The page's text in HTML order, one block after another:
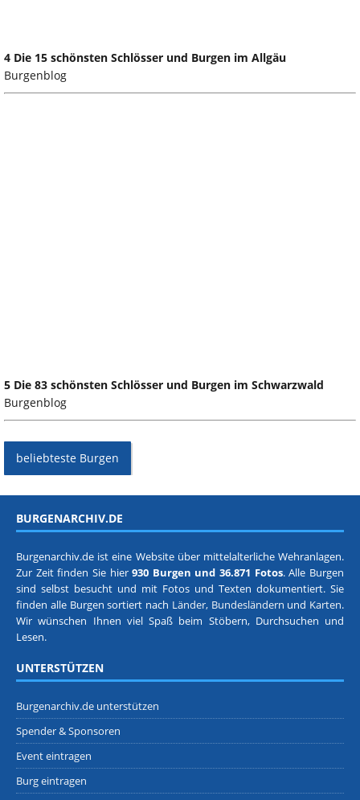
4 Die 15 schönsten Schlösser und Burgen im Allgäu
Burgenblog
5 Die 83 schönsten Schlösser und Burgen im Schwarzwald
Burgenblog
beliebteste Burgen
BURGENARCHIV.DE
Burgenarchiv.de ist eine Website über mittelalterliche Wehranlagen.
Zur Zeit finden Sie hier930 Burgen und 36.871 Fotos. Alle Burgen
sind selbst besucht und mit Fotos und Texten dokumentiert. Sie
finden alle Burgen sortiert nach Länder, Bundesländern und Karten.
Wir wünschen Ihnen viel Spaß beim Stöbern, Durchsuchen und
Lesen.
UNTERSTÜTZEN
Burgenarchiv.de unterstützen
Spender & Sponsoren
Event eintragen
Burg eintragen